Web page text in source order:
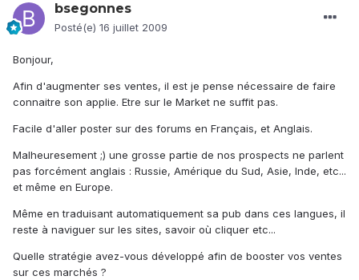
bsegonnes
Posté(e) 16 juillet 2009
Bonjour,
Afin d'augmenter ses ventes, il est je pense nécessaire de faire
connaitre son applie. Etre sur le Market ne suffit pas.
Facile d'aller poster sur des forums en Français, et Anglais.
Malheuresement ;) une grosse partie de nos prospects ne parlent
pas forcément anglais : Russie, Amérique du Sud, Asie, Inde, etc...
et même en Europe.
Même en traduisant automatiquement sa pub dans ces langues, il
reste à naviguer sur les sites, savoir où cliquer etc...
Quelle stratégie avez-vous développé afin de booster vos ventes
sur ces marchés ?